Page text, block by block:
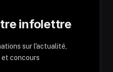
infolettre
sur l'actualité,
concours